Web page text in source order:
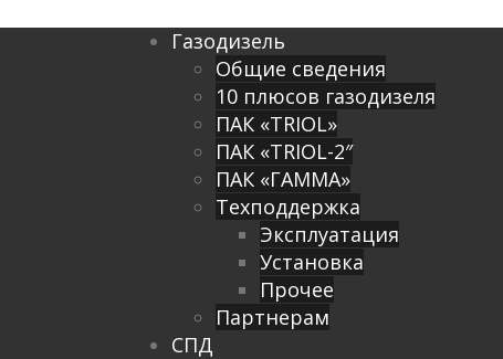
Газодизель
Общие сведения
10 плюсов газодизеля
ПАК «TRIOL»
ПАК «TRIOL-2″
ПАК «ГАММА»
Техподдержка
Эксплуатация
Установка
Прочее
Партнерам
СПД